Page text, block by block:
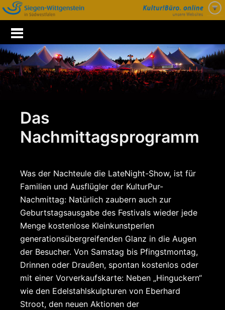
Zum
Inhalt
springen
Das
Nachmittagsprogramm
Was der Nachteule die LateNight-Show, ist für
Familien und Ausflügler der KulturPur-
Nachmittag: Natürlich zaubern auch zur
Geburtstagsausgabe des Festivals wieder jede
Menge kostenlose Kleinkunstperlen
generationsübergreifenden Glanz in die Augen
der Besucher. Von Samstag bis Pfingstmontag,
Drinnen oder Draußen, spontan kostenlos oder
mit einer Vorverkaufskarte: Neben „Hinguckern“
wie den Edelstahlskulpturen von Eberhard
Stroot, den neuen Aktionen der